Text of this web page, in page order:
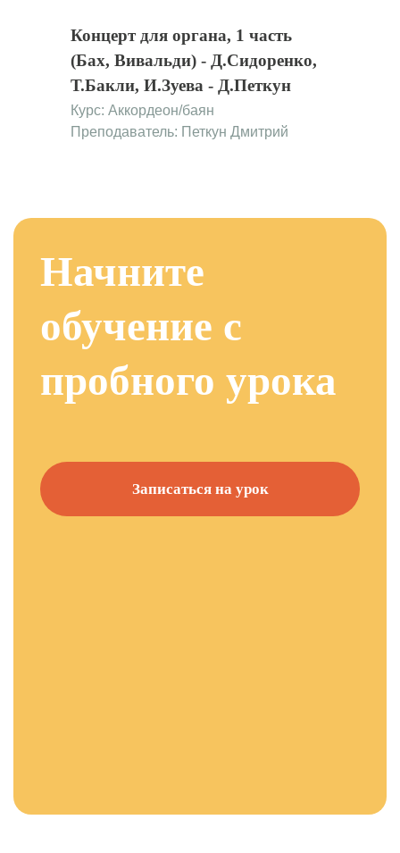
Концерт для органа, 1 часть
(Бах, Вивальди) - Д.Сидоренко,
Т.Бакли, И.Зуева - Д.Петкун
Курс: Аккордеон/баян
Преподаватель: Петкун Дмитрий
Начните
обучение с
пробного урока
Записаться на урок